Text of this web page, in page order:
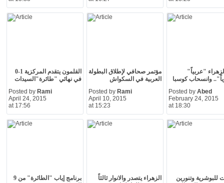
القلمون يتقدم المركزية 1-0
في نهائي "طائرة"السيدات
Posted by Rami
April 24, 2015
at 17:56
مؤتمر صحافي لإطلاق البطولة
العربية في السكواش
Posted by Rami
April 10, 2015
at 15:23
"عربياً"
وانسحاب كوسبا
Posted by Abed
February 24, 2015
at 18:30
برنامج إياب "الطائرة" من 9
الزهراء يتصدر والانوار ثالثاً
للبوشرية وتنورين